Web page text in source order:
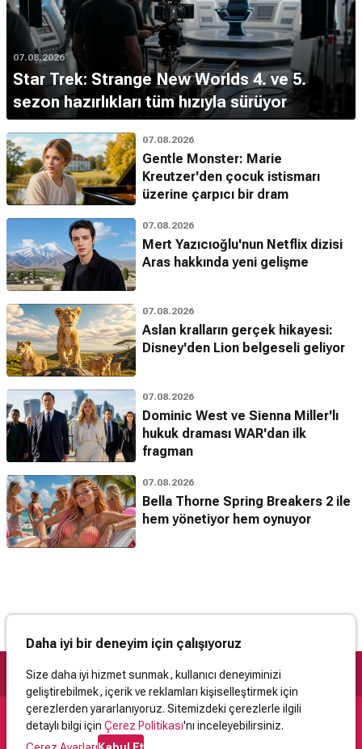
07.08.2026
Star Trek: Strange New Worlds 4. ve 5.
sezon hazırlıkları tüm hızıyla sürüyor
07.08.2026
Gentle Monster: Marie
Kreutzer'den çocuk istismarı
üzerine çarpıcı bir dram
07.08.2026
Mert Yazıcıoğlu'nun Netflix dizisi
Aras hakkında yeni gelişme
07.08.2026
Aslan kralların gerçek hikayesi:
Disney'den Lion belgeseli geliyor
07.08.2026
Dominic West ve Sienna Miller'lı
hukuk draması WAR'dan ilk
fragman
07.08.2026
Bella Thorne Spring Breakers 2 ile
hem yönetiyor hem oynuyor
Daha iyi bir deneyim için çalışıyoruz
Size daha iyi hizmet sunmak, kullanıcı deneyiminizi
geliştirebilmek, içerik ve reklamları kişiselleştirmek için
çerezlerden yararlanıyoruz. Sitemizdeki çerezlerle ilgili
detaylı bilgi için Çerez Politikası'nı inceleyebilirsiniz.
Destek